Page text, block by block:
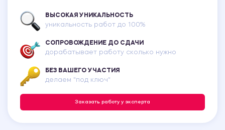
ВЫСОКАЯ УНИКАЛЬНОСТЬ
уникальность работ до 100%
СОПРОВОЖДЕНИЕ ДО СДАЧИ
дорабатывает работу сколько нужно
БЕЗ ВАШЕГО УЧАСТИЯ
делаем "под ключ"
Заказать работу у эксперта